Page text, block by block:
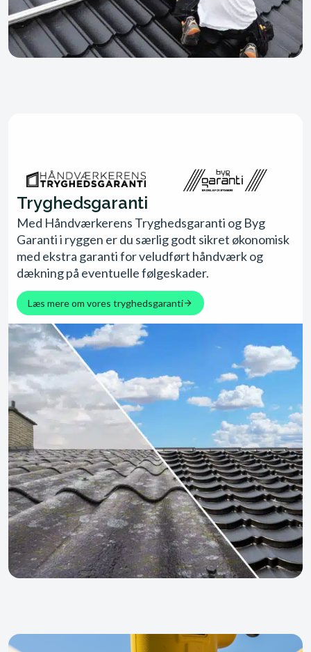
Tryghedsgaranti
Med Håndværkerens Tryghedsgaranti og Byg
Garanti i ryggen er du særlig godt sikret økonomisk
med ekstra garanti for veludført håndværk og
dækning på eventuelle følgeskader.
Læs mere om vores tryghedsgaranti